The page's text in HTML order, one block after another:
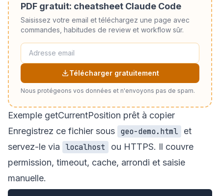
PDF gratuit: cheatsheet Claude Code
Saisissez votre email et téléchargez une page avec
commandes, habitudes de review et workflow sûr.
Télécharger gratuitement
Nous protégeons vos données et n'envoyons pas de spam.
Exemple getCurrentPosition prêt à copier
Enregistrez ce fichier sous geo-demo.html
et
servez-le via localhost
ou HTTPS. Il couvre
permission, timeout, cache, arrondi et saisie
manuelle.